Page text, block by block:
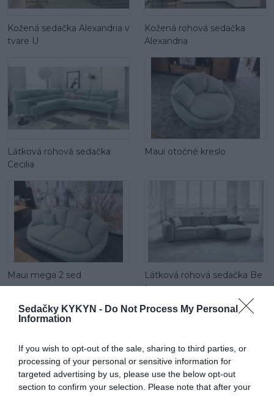
Sedačky KYKYN - Do Not Process My Personal
Information
If you wish to opt-out of the sale, sharing to third parties, or
processing of your personal or sensitive information for
targeted advertising by us, please use the below opt-out
section to confirm your selection. Please note that after your
Kožená sedačka Alexandria v
tvare U
Kožená rohová sedačka
Alexandria
Látková rohová sedačka
Cecilia
Maui otočné kreslo
Maui mega 2 sed
Látková rohová sedačka Be
true